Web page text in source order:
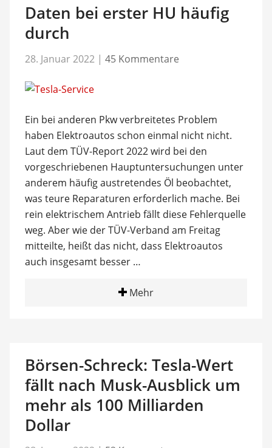
Daten bei erster HU häufig
durch
28. Januar 2022 | 45 Kommentare
Ein bei anderen Pkw verbreitetes Problem
haben Elektroautos schon einmal nicht nicht.
Laut dem TÜV-Report 2022 wird bei den
vorgeschriebenen Hauptuntersuchungen unter
anderem häufig austretendes Öl beobachtet,
was teure Reparaturen erforderlich mache. Bei
rein elektrischem Antrieb fällt diese Fehlerquelle
weg. Aber wie der TÜV-Verband am Freitag
mitteilte, heißt das nicht, dass Elektroautos
auch insgesamt besser …
Mehr
Börsen-Schreck: Tesla-Wert
fällt nach Musk-Ausblick um
mehr als 100 Milliarden
Dollar